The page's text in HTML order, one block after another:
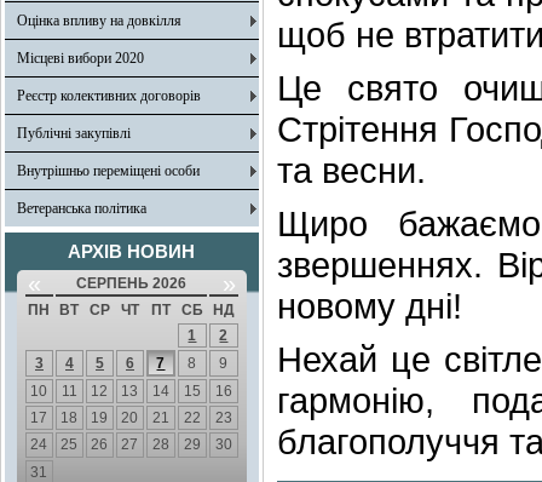
Оцінка впливу на довкілля
Місцеві вибори 2020
Реєстр колективних договорів
Публічні закупівлі
Внутрішньо переміщені особи
Ветеранська політика
АРХІВ НОВИН
« СЕРПЕНЬ 2026 »
ПН ВТ СР ЧТ ПТ СБ
НД
1
2
3
4 5 6 7 8
9
10
11 12 13 14 15
16
17
18 19 20 21 22
23
24
25 26 27 28 29
30
31
щоб не
Це свято
Стрітення
та весни.
Щиро
звершеннях.
новому дні!
Нехай це
гармонію,
благополуччя